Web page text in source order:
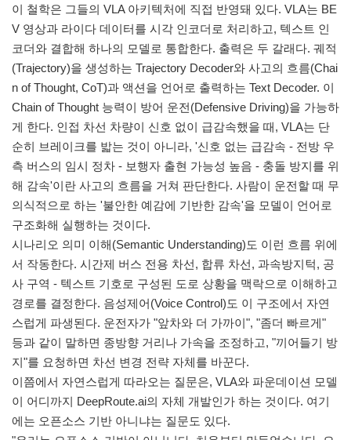
이 철학은 그들의 VLA 아키텍처에 직접 반영돼 있다. VLA는 BE
V 영상과 라이다 데이터를 시각 인코더로 처리하고, 텍스트 인
코더와 결합해 하나의 모델로 통합한다. 출력은 두 갈래다. 궤적
(Trajectory)을 생성하는 Trajectory Decoder와 사고의 흐름(Chai
n of Thought, CoT)과 액션을 언어로 출력하는 Text Decoder. 이
Chain of Thought 능력이 방어 운전(Defensive Driving)을 가능하
게 한다. 인접 차선 차량이 신호 없이 급감속했을 때, VLA는 단
순히 브레이크를 밟는 것이 아니라, '신호 없는 급감속 - 전방 우
측 버스의 임시 정차 - 보행자 출현 가능성 높음 - 충돌 방지를 위
해 감속'이란 사고의 흐름을 거쳐 판단한다. 사람이 운전할 때 무
의식적으로 하는 '불안한 예감에 기반한 감속'을 모델이 언어로
구조화해 실행하는 것이다.
시나리오 의미 이해(Semantic Understanding)도 이런 흐름 위에
서 작동한다. 시간제 버스 전용 차선, 합류 차선, 과속방지턱, 공
사 구역 - 텍스트 기호로 구성된 도로 상황을 맥락으로 이해하고
경로를 결정한다. 음성제어(Voice Control)도 이 구조에서 자연
스럽게 파생된다. 운전자가 "앞차와 더 가까이", "좀더 빠르게"
등과 같이 말하면 종방향 거리나 가속을 조정하고, "끼어들기 방
지"를 요청하면 차선 변경 전략 자체를 바꾼다.
이쯤에서 자연스럽게 따라오는 질문은, VLA와 파운데이션 모델
이 어디까지 DeepRoute.ai의 자체 개발인가 하는 것이다. 여기
에는 오픈소스 기반 아니냐는 질문도 있다.